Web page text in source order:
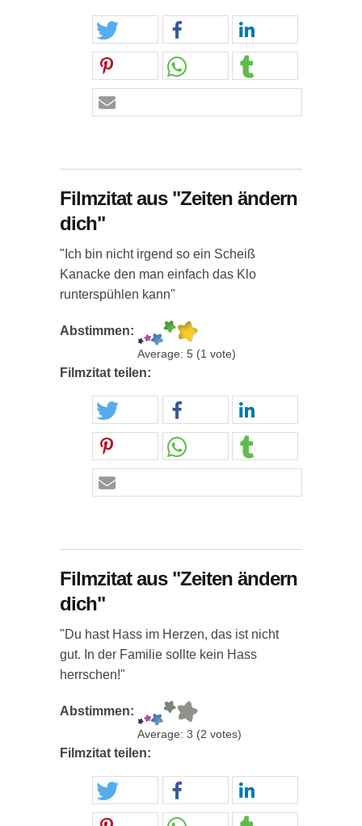
Filmzitat aus "Zeiten ändern
dich"
"Ich bin nicht irgend so ein Scheiß
Kanacke den man einfach das Klo
runterspühlen kann"
Abstimmen:
Average: 5 (1 vote)
Filmzitat teilen:
Filmzitat aus "Zeiten ändern
dich"
"Du hast Hass im Herzen, das ist nicht
gut. In der Familie sollte kein Hass
herrschen!"
Abstimmen:
Average: 3 (2 votes)
Filmzitat teilen: